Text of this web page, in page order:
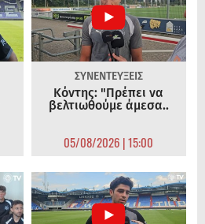
ΣΥΝΕΝΤΕΥΞΕΙΣ
Κόντης: "Πρέπει να
βελτιωθούμε άμεσα..
05/08/2026 | 15:00